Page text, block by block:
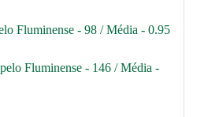
Fluminense - 98 / Média - 0.95
Fluminense - 146 / Média -